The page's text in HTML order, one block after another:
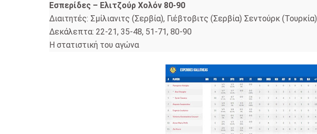
Εσπερίδες – Ελιτζούρ Χολόν 80-90
Διαιτητές: Σμίλιανιτς (Σερβία), Γιέβτοβιτς (Σερβία) Σεντούρκ (Τουρκία)
Δεκάλεπτα: 22-21, 35-48, 51-71, 80-90
Η στατιστική του αγώνα